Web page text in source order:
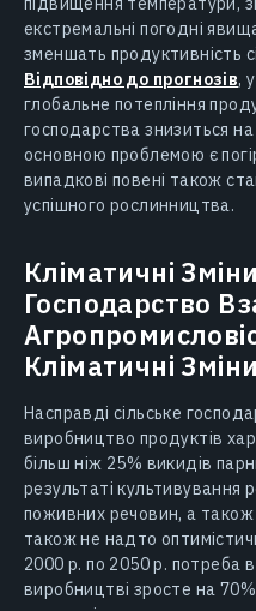
екстремальні погодні
зменшать продуктивність
Відповідно до прогнозів,
глобальне потепління
господарства знизиться
основною проблемою є
випадкові повені також
успішного рослинництва.
Кліматичні
Господарство
Кліматичні
Насправді сільське
виробництво продуктів
більш ніж 25% викидів
результаті культивування
поживних речовин, а
також не надто
2000 р. по 2050 р. потреба
виробництві зросте на